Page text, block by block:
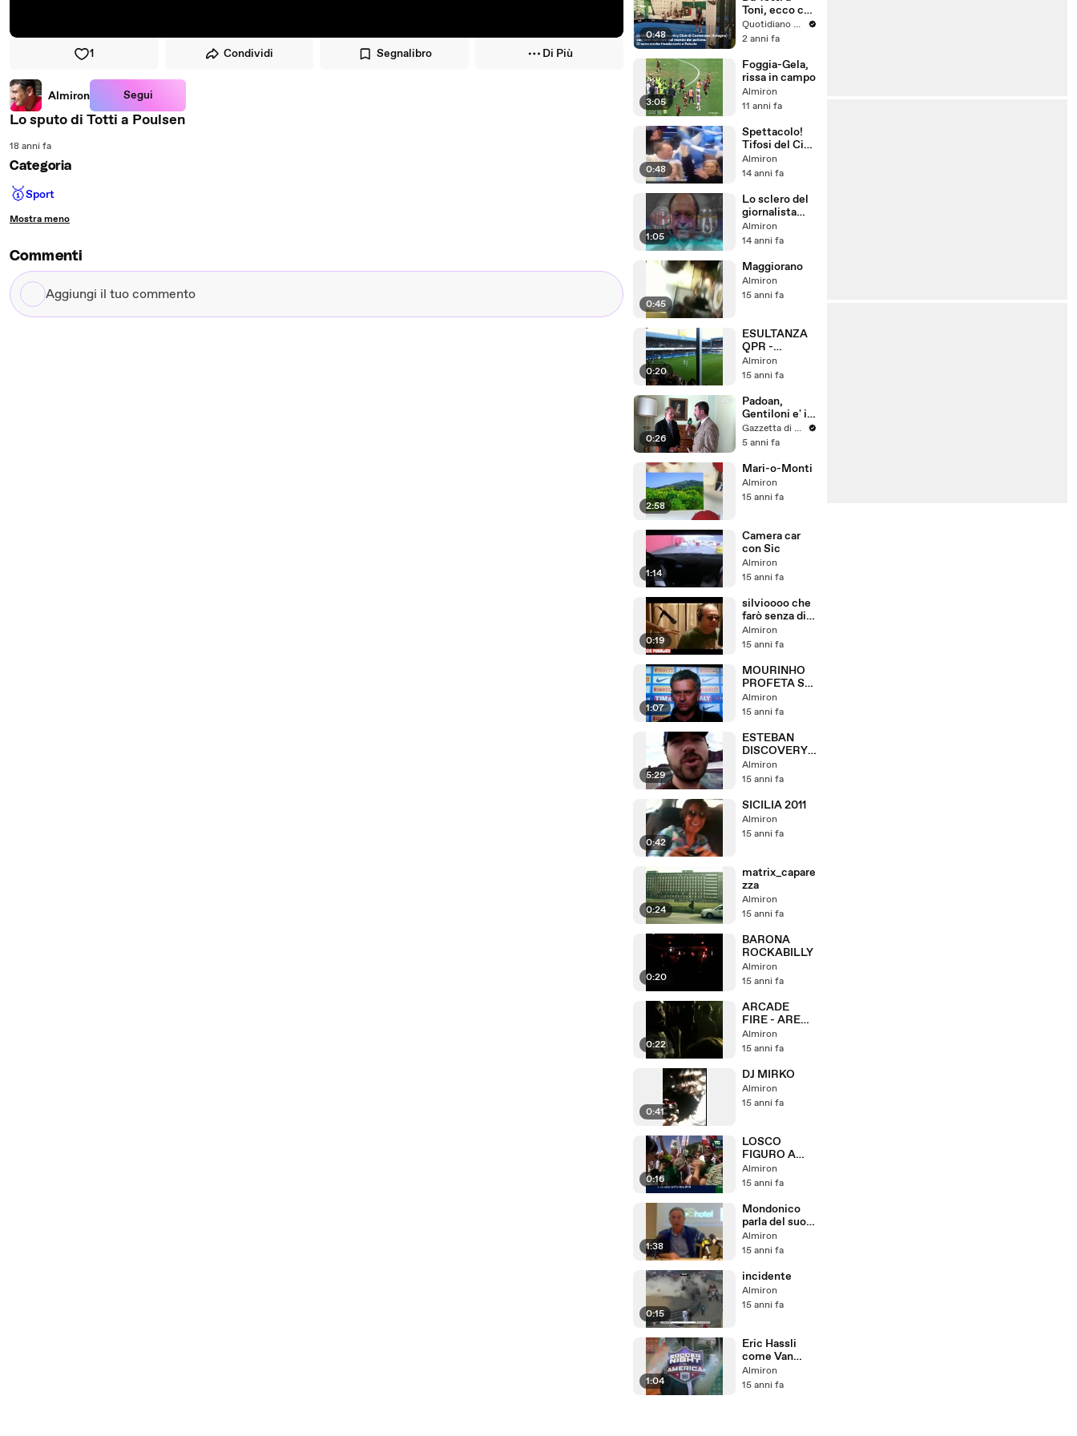
1 Condividi Segnalibro Di Più
Almiron Segui
Lo sputo di Totti a Poulsen
18 anni fa
Categoria
🥇Sport
Mostra meno
Commenti
Aggiungi
il
SUE PAROLE
0:48
Toni, ecco chi
partecipa
all'Illumia
Quotidiano Nazionale
2 anni fa
3:05
Foggia-Gela,
rissa in campo
Almiron
11 anni fa
0:48
Spettacolo!
Tifosi del City
cantano Hey
Jude
Almiron
14 anni fa
1:05
Lo sclero del
giornalista
tifoso
Pellegatti
Almiron
14 anni fa
0:45
Maggiorano
Almiron
15 anni fa
0:20
ESULTANZA
QPR -
04/12/2011
Almiron
15 anni fa
0:26
Padoan,
Gentiloni e' il
nostro Totti
Gazzetta di Parma
5 anni fa
2:58
Mari-o-Monti
Almiron
15 anni fa
1:14
Camera car
con Sic
Almiron
15 anni fa
0:19
silvioooo che
farò senza di
te!!!!
Almiron
15 anni fa
1:07
MOURINHO
PROFETA SU
ROCCHI:
'SENTO UNO
ODORE...'
Almiron
15 anni fa
5:29
ESTEBAN
DISCOVERY
CHANNEL
Almiron
15 anni fa
0:42
SICILIA 2011
Almiron
15 anni fa
0:24
matrix_capare
zza
Almiron
15 anni fa
0:20
BARONA
ROCKABILLY
Almiron
15 anni fa
0:22
ARCADE
FIRE - ARENA
CIVICA - 5
LUGLIO 2011
Almiron
15 anni fa
0:41
DJ MIRKO
Almiron
15 anni fa
0:16
LOSCO
FIGURO A
PONTIDA
Almiron
15 anni fa
1:38
Mondonico
parla del suo
addio
Almiron
15 anni fa
0:15
incidente
Almiron
15 anni fa
1:04
Eric Hassli
come Van
Basten: gol da
incorniciare
Almiron
15 anni fa